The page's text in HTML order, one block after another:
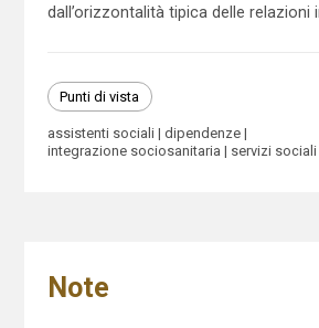
dall’orizzontalità tipica delle relazioni
Punti di vista
assistenti sociali
dipendenze
integrazione sociosanitaria
servizi sociali
Note